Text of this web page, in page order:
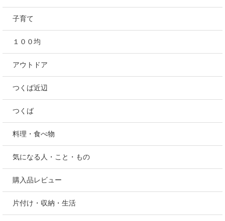
子育て
１００均
アウトドア
つくば近辺
つくば
料理・食べ物
気になる人・こと・もの
購入品レビュー
片付け・収納・生活